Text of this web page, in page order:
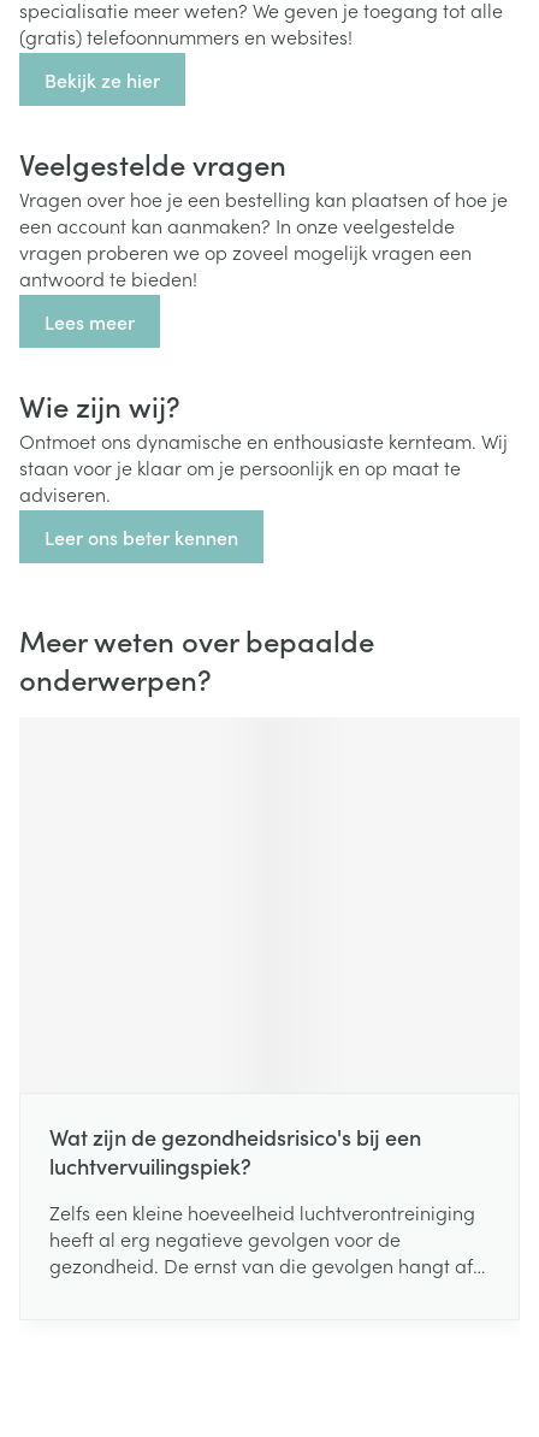
specialisatie meer weten? We geven je toegang tot alle
(gratis) telefoonnummers en websites!
Bekijk ze hier
Veelgestelde vragen
Vragen over hoe je een bestelling kan plaatsen of hoe je
een account kan aanmaken? In onze veelgestelde
vragen proberen we op zoveel mogelijk vragen een
antwoord te bieden!
Lees meer
Wie zijn wij?
Ontmoet ons dynamische en enthousiaste kernteam. Wij
staan voor je klaar om je persoonlijk en op maat te
adviseren.
Leer ons beter kennen
Meer weten over bepaalde
onderwerpen?
Wat zijn de gezondheidsrisico's bij een
luchtvervuilingspiek?
Zelfs een kleine hoeveelheid luchtverontreiniging
heeft al erg negatieve gevolgen voor de
gezondheid. De ernst van die gevolgen hangt af